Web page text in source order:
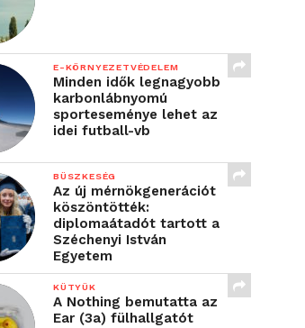
E-KÖRNYEZETVÉDELEM
Minden idők legnagyobb
karbonlábnyomú
sporteseménye lehet az
idei futball-vb
BÜSZKESÉG
Az új mérnökgenerációt
köszöntötték:
diplomaátadót tartott a
Széchenyi István
Egyetem
KÜTYÜK
A Nothing bemutatta az
Ear (3a) fülhallgatót